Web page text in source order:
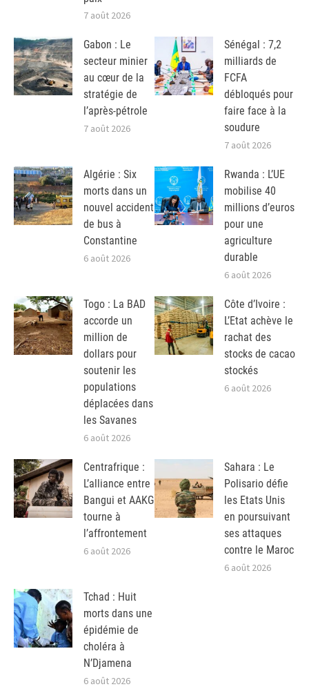
7 août 2026
Gabon : Le
secteur minier
au cœur de la
stratégie de
l’après-pétrole
7 août 2026
Sénégal : 7,2
milliards de
FCFA
débloqués pour
faire face à la
soudure
7 août 2026
Algérie : Six
morts dans un
nouvel accident
de bus à
Constantine
6 août 2026
Rwanda : L’UE
mobilise 40
millions d’euros
pour une
agriculture
durable
6 août 2026
Togo : La BAD
accorde un
million de
dollars pour
soutenir les
populations
déplacées dans
les Savanes
6 août 2026
Côte d’Ivoire :
L’Etat achève le
rachat des
stocks de cacao
stockés
6 août 2026
Centrafrique :
L’alliance entre
Bangui et AAKG
tourne à
l’affrontement
6 août 2026
Sahara : Le
Polisario défie
les Etats Unis
en poursuivant
ses attaques
contre le Maroc
6 août 2026
Tchad : Huit
morts dans une
épidémie de
choléra à
N’Djamena
6 août 2026